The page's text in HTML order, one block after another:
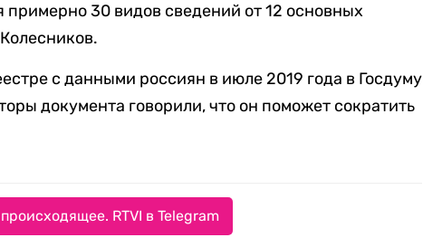
примерно 30 видов сведений от 12 основных
с данными россиян в июле 2019 года в Госдуму
документа говорили, что он поможет сократить
RTVI в Telegram